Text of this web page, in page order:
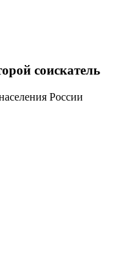
соискатель
России